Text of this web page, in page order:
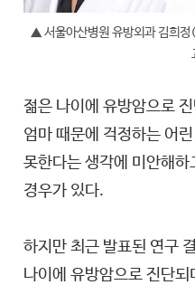
▲ 서울아산병원 유방외과 김희
젊은 나이에 유방암으로
엄마 때문에 걱정하는 어
못한다는 생각에 미안해
경우가 있다.
하지만 최근 발표된 연구
나이에 유방암으로 진단되